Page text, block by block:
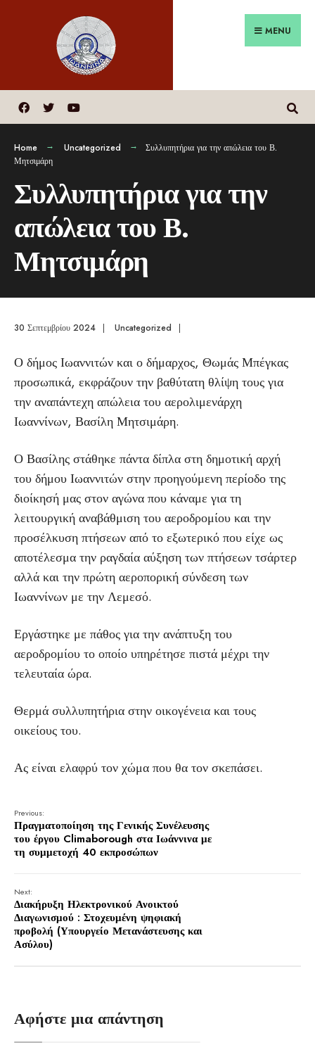
MENU
Home Uncategorized
Συλλυπητήρια για την απώλεια του Β.
Μητσιμάρη
Συλλυπητήρια για την
απώλεια του Β.
Μητσιμάρη
30 Σεπτεμβρίου 2024 | Uncategorized |
Ο δήμος Ιωαννιτών και ο δήμαρχος, Θωμάς Μπέγκας
προσωπικά, εκφράζουν την βαθύτατη θλίψη τους για
την αναπάντεχη απώλεια του αερολιμενάρχη
Ιωαννίνων, Βασίλη Μητσιμάρη.
Ο Βασίλης στάθηκε πάντα δίπλα στη δημοτική αρχή
του δήμου Ιωαννιτών στην προηγούμενη περίοδο της
διοίκησή μας στον αγώνα που κάναμε για τη
λειτουργική αναβάθμιση του αεροδρομίου και την
προσέλκυση πτήσεων από το εξωτερικό που είχε ως
αποτέλεσμα την ραγδαία αύξηση των πτήσεων τσάρτερ
αλλά και την πρώτη αεροπορική σύνδεση των
Ιωαννίνων με την Λεμεσό.
Εργάστηκε με πάθος για την ανάπτυξη του
αεροδρομίου το οποίο υπηρέτησε πιστά μέχρι την
τελευταία ώρα.
Θερμά συλλυπητήρια στην οικογένεια και τους
οικείους του.
Ας είναι ελαφρύ τον χώμα που θα τον σκεπάσει.
Previous:
Πραγματοποίηση της Γενικής Συνέλευσης
του έργου Climaborough στα Ιωάννινα με
τη συμμετοχή 40 εκπροσώπων
Next:
Διακήρυξη Ηλεκτρονικού Ανοικτού
Διαγωνισμού : Στοχευμένη ψηφιακή
προβολή (Υπουργείο Μετανάστευσης και
Ασύλου)
Αφήστε μια απάντηση